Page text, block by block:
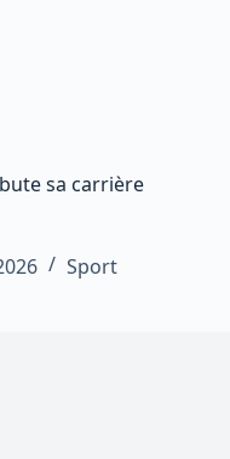
sa carrière
Sport